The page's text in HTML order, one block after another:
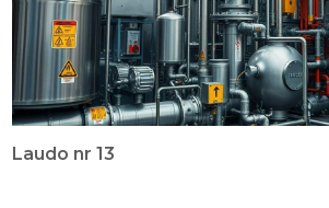
Laudo nr 13